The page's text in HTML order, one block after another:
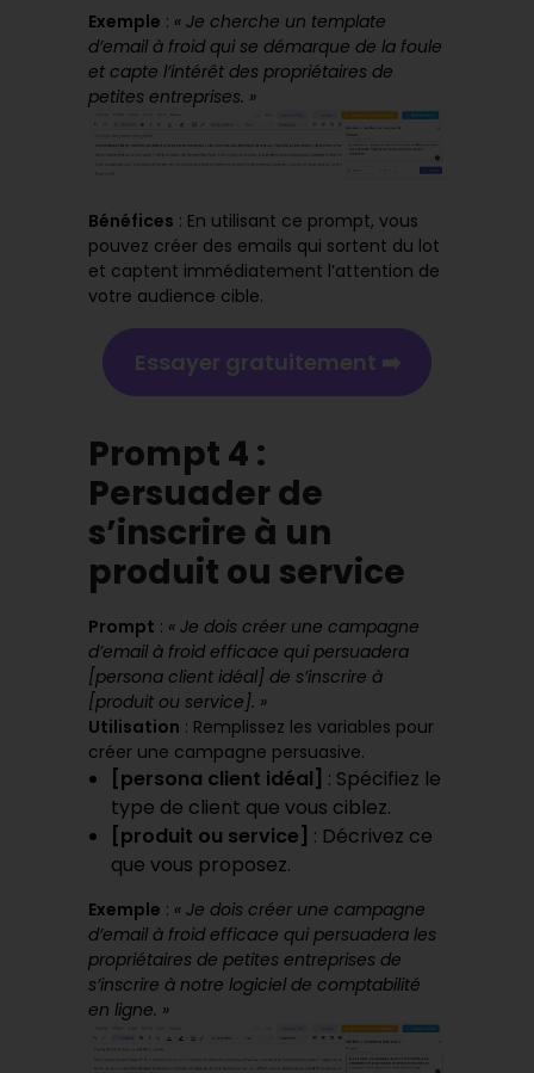
Exemple : « Je cherche un template
d’email à froid qui se démarque de la foule
et capte l’intérêt des propriétaires de
petites entreprises. »
Bénéfices : En utilisant ce prompt, vous
pouvez créer des emails qui sortent du lot
et captent immédiatement l’attention de
votre audience cible.
Essayer gratuitement ➡️
Prompt 4 :
Persuader de
s’inscrire à un
produit ou service
Prompt : « Je dois créer une campagne
d’email à froid efficace qui persuadera
[persona client idéal] de s’inscrire à
[produit ou service]. »
Utilisation : Remplissez les variables pour
créer une campagne persuasive.
[persona client idéal] : Spécifiez le
type de client que vous ciblez.
[produit ou service] : Décrivez ce
que vous proposez.
Exemple : « Je dois créer une campagne
d’email à froid efficace qui persuadera les
propriétaires de petites entreprises de
s’inscrire à notre logiciel de comptabilité
en ligne. »